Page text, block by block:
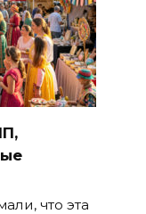
что эта